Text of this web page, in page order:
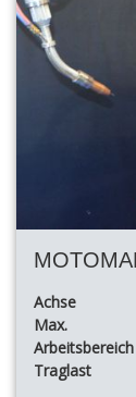
Achse
Max.
Arbeitsbereich
Traglast